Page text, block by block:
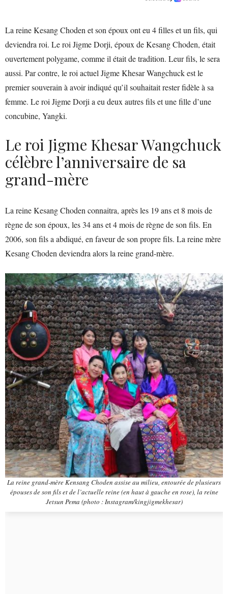
La reine Kesang Choden et son époux ont eu 4 filles et un fils, qui
deviendra roi. Le roi Jigme Dorji, époux de Kesang Choden, était
ouvertement polygame, comme il était de tradition. Leur fils, le sera
aussi. Par contre, le roi actuel Jigme Khesar Wangchuck est le
premier souverain à avoir indiqué qu’il souhaitait rester fidèle à sa
femme. Le roi Jigme Dorji a eu deux autres fils et une fille d’une
concubine, Yangki.
Le roi Jigme Khesar Wangchuck
célèbre l’anniversaire de sa
grand-mère
La reine Kesang Choden connaitra, après les 19 ans et 8 mois de
règne de son époux, les 34 ans et 4 mois de règne de son fils. En
2006, son fils a abdiqué, en faveur de son propre fils. La reine mère
Kesang Choden deviendra alors la reine grand-mère.
La reine grand-mère Kensang Choden assise au milieu, entourée de plusieurs
épouses de son fils et de l’actuelle reine (en haut à gauche en rose), la reine
Jetsun Pema (photo : Instagram/kingjigmekhesar)